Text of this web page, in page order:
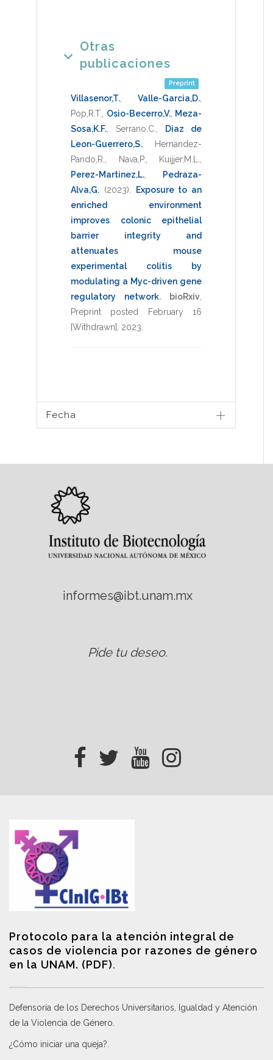
Otras
publicaciones
Preprint
Villasenor,T. Valle-Garcia,D.
Pop,R.T.
Osio-Becerro,V., Meza-
Sosa,K.F.
Serrano,C.
Diaz de
Leon-Guerrero,S.
Hernandez-
Pando,R.
Nava,P. Kuijjer,M.L.
Perez-Martinez,L.
Pedraza-
Alva,G. (2023)
Exposure to an
enriched environment
improves colonic epithelial
barrier integrity and
attenuates mouse
experimental colitis by
modulating a Myc-driven gene
regulatory network. bioRxiv
Preprint posted February 16
[Withdrawn] 2023
Fecha
informes@ibt.unam.mx
Pide tu deseo.
Protocolo para la atención integral de
casos de violencia por razones de género
en la UNAM. (PDF).
Defensoría de los Derechos Universitarios, Igualdad y Atención
de la Violencia de Género
¿Cómo iniciar una queja?